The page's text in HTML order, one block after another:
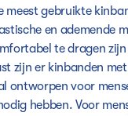
meest gebruikte
en ademende
te dragen
zijn er kinbanden
ontworpen voor
hebben. Voor